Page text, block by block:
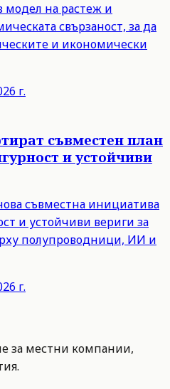
модел на растеж и
свързаност, за да
и икономически
г.
съвместен план
и устойчиви
съвместна инициатива
и устойчиви вериги за
полупроводници, ИИ и
г.
за местни компании,